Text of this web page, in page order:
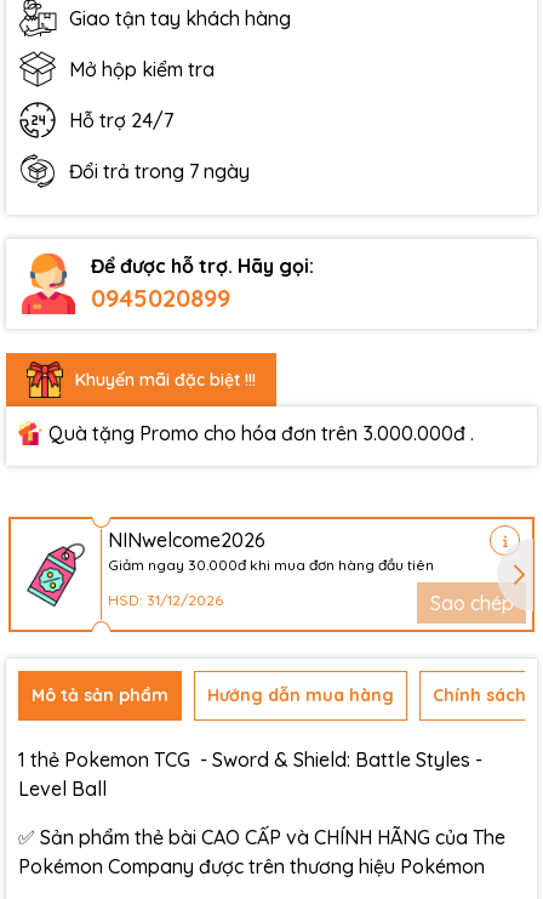
Giao tận tay khách hàng
Mở hộp kiểm tra
Hỗ trợ 24/7
Đổi trả trong 7 ngày
Để được hỗ trợ. Hãy gọi:
0945020899
Khuyến mãi đặc biệt !!!
Quà tặng Promo cho hóa đơn trên 3.000.000đ .
NINwelcome2026
Giảm ngay 30.000đ khi mua đơn hàng đầu tiên
HSD: 31/12/2026
Sao chép
Mô tả sản phẩm Hướng dẫn mua hàng Chính sách
1 thẻ Pokemon TCG - Sword & Shield: Battle Styles -
Level Ball
✅ Sản phẩm thẻ bài CAO CẤP và CHÍNH HÃNG của The
Pokémon Company được trên thương hiệu Pokémon